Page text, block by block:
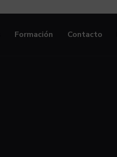
Formación Contacto